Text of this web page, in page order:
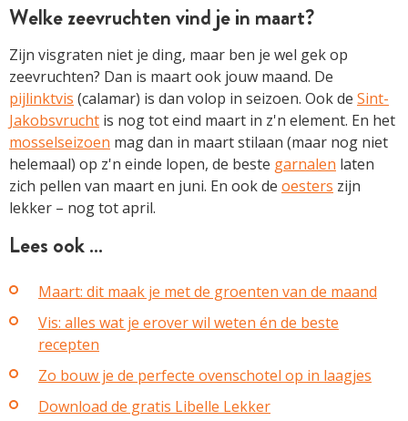
Welke zeevruchten vind je in maart?
Zijn visgraten niet je ding, maar ben je wel gek op
zeevruchten? Dan is maart ook jouw maand. De
pijlinktvis (calamar) is dan volop in seizoen. Ook de Sint-
Jakobsvrucht is nog tot eind maart in z'n element. En het
mosselseizoen mag dan in maart stilaan (maar nog niet
helemaal) op z'n einde lopen, de beste garnalen laten
zich pellen van maart en juni. En ook de oesters zijn
lekker – nog tot april.
Lees ook …
Maart: dit maak je met de groenten van de maand
Vis: alles wat je erover wil weten én de beste
recepten
Zo bouw je de perfecte ovenschotel op in laagjes
Download de gratis Libelle Lekker